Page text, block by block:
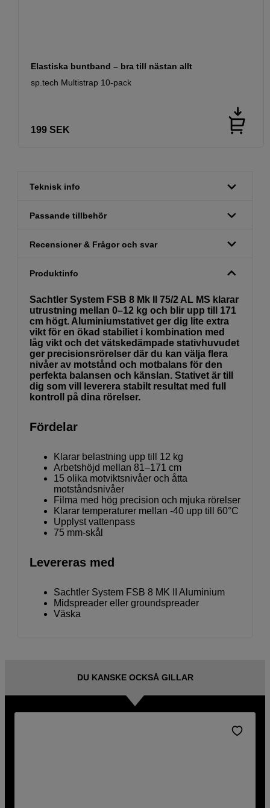
Elastiska buntband – bra till nästan allt
sp.tech Multistrap 10-pack
199 SEK
Teknisk info
Passande tillbehör
Recensioner & Frågor och svar
Produktinfo
Sachtler System FSB 8 Mk II 75/2 AL MS klarar
utrustning mellan 0–12 kg och blir upp till 171
cm högt. Aluminiumstativet ger dig lite extra
vikt för en ökad stabiliet i kombination med
låg vikt och det vätskedämpade stativhuvudet
ger precisionsrörelser där du kan välja flera
nivåer av motstånd och motbalans för den
perfekta balansen och känslan. Stativet är till
dig som vill leverera stabilt resultat med full
kontroll på dina rörelser.
Fördelar
Klarar belastning upp till 12 kg
Arbetshöjd mellan 81–171 cm
15 olika motviktsnivåer och åtta
motståndsnivåer
Filma med hög precision och mjuka rörelser
Klarar temperaturer mellan -40 upp till 60°C
Upplyst vattenpass
75 mm-skål
Levereras med
Sachtler System FSB 8 MK II Aluminium
Midspreader eller groundspreader
Väska
DU KANSKE OCKSÅ GILLAR